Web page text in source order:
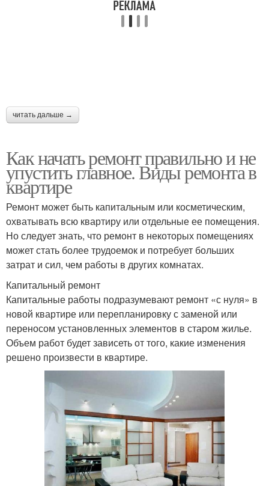
читать дальше →
Как начать ремонт правильно и не
упустить главное. Виды ремонта в
квартире
Ремонт может быть капитальным или косметическим,
охватывать всю квартиру или отдельные ее помещения.
Но следует знать, что ремонт в некоторых помещениях
может стать более трудоемок и потребует больших
затрат и сил, чем работы в других комнатах.
Капитальный ремонт
Капитальные работы подразумевают ремонт «с нуля» в
новой квартире или перепланировку с заменой или
переносом установленных элементов в старом жилье.
Объем работ будет зависеть от того, какие изменения
решено произвести в квартире.